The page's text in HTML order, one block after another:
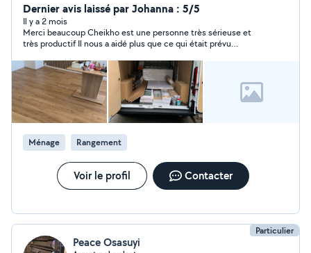
Dernier avis laissé par Johanna : 5/5
Il y a 2 mois
Merci beaucoup Cheikho est une personne très sérieuse et
très productif Il nous a aidé plus que ce qui était prévu
Ménage Rangement
Voir le profil Contacter
Particulier
Peace Osasuyi